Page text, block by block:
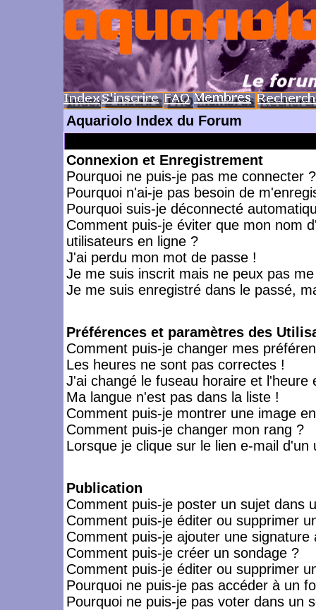
Aquariolo Index du Forum
Connexion et Enregistrement
Pourquoi ne puis-je pas me connecter ?
Pourquoi n'ai-je pas besoin de
Pourquoi suis-je déconnecté
Comment puis-je éviter que mon nom
utilisateurs en ligne ?
J'ai perdu mon mot de passe !
Je me suis inscrit mais ne peux pas
Je me suis enregistré dans le passé,
Préférences et paramètres des
Comment puis-je changer mes
Les heures ne sont pas correctes !
J'ai changé le fuseau horaire et l'heure
Ma langue n'est pas dans la liste !
Comment puis-je montrer une image
Comment puis-je changer mon rang ?
Lorsque je clique sur le lien e-mail
Publication
Comment puis-je poster un sujet dans
Comment puis-je éditer ou supprimer
Comment puis-je ajouter une signature
Comment puis-je créer un sondage ?
Comment puis-je éditer ou supprimer
Pourquoi ne puis-je pas accéder à un
Pourquoi ne puis-je pas voter dans un